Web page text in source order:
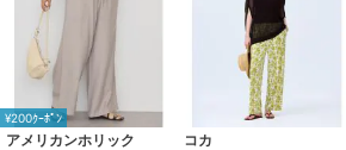
¥200ｸｰﾎﾟﾝ
アメリカンホリック コカ